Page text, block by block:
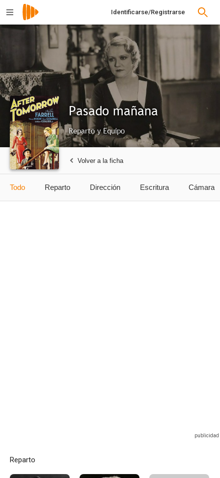
Identificarse/Registrarse
Pasado mañana
Reparto y Equipo
Volver a la ficha
Todo Reparto Dirección Escritura Cámara
Reparto